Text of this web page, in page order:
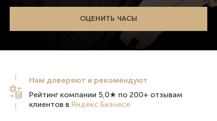
ОЦЕНИТЬ ЧАСЫ
Нам доверяют и рекомендуют
Рейтинг компании 5,0★ по 200+ отзывам
клиентов в Яндекс Бизнесе